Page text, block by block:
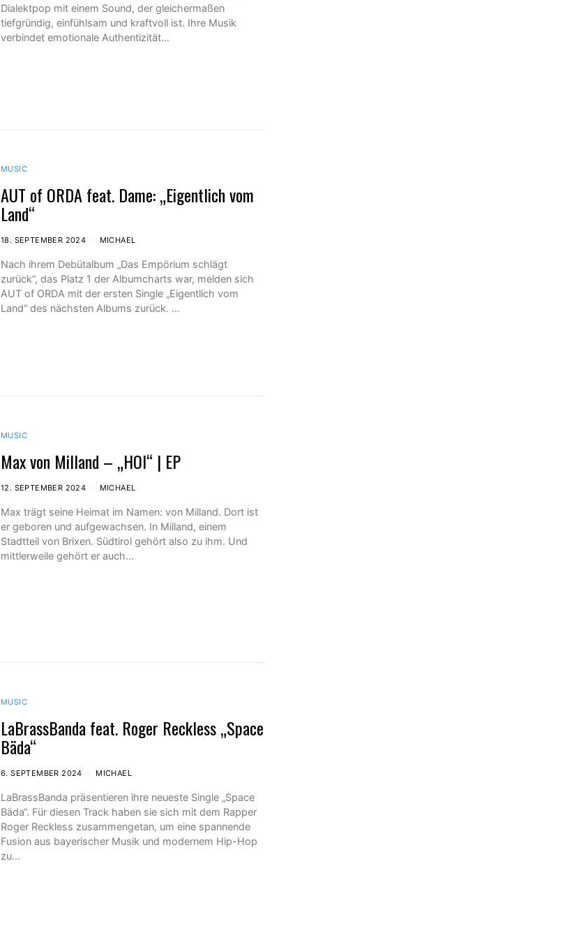
Dialektpop mit einem Sound, der gleichermaßen
tiefgründig, einfühlsam und kraftvoll ist. Ihre Musik
verbindet emotionale Authentizität…
MUSIC
AUT of ORDA feat. Dame: „Eigentlich vom
Land“
18. SEPTEMBER 2024 MICHAEL
Nach ihrem Debütalbum „Das Empörium schlägt
zurück“, das Platz 1 der Albumcharts war, melden sich
AUT of ORDA mit der ersten Single „Eigentlich vom
Land“ des nächsten Albums zurück. ​…
MUSIC
Max von Milland – „HOI“ | EP
12. SEPTEMBER 2024 MICHAEL
Max trägt seine Heimat im Namen: von Milland. Dort ist
er geboren und aufgewachsen. In Milland, einem
Stadtteil von Brixen. Südtirol gehört also zu ihm. Und
mittlerweile gehört er auch…
MUSIC
LaBrassBanda feat. Roger Reckless „Space
Bäda“
6. SEPTEMBER 2024 MICHAEL
LaBrassBanda präsentieren ihre neueste Single „Space
Bäda“. Für diesen Track haben sie sich mit dem Rapper
Roger Reckless zusammengetan, um eine spannende
Fusion aus bayerischer Musik und modernem Hip-Hop
zu…